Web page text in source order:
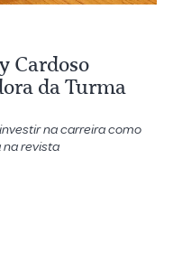
Cardoso
da Turma
na carreira como
na revista